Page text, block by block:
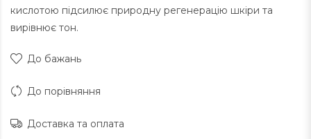
кислотою підсилює природну регенерацію шкіри та
вирівнює тон.
До бажань
До порівняння
Доставка та оплата